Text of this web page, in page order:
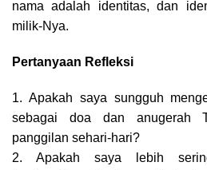
nama adalah identitas, dan
milik-Nya.
Pertanyaan Refleksi
1. Apakah saya sungguh
sebagai doa dan anugerah
panggilan sehari-hari?
2. Apakah saya lebih